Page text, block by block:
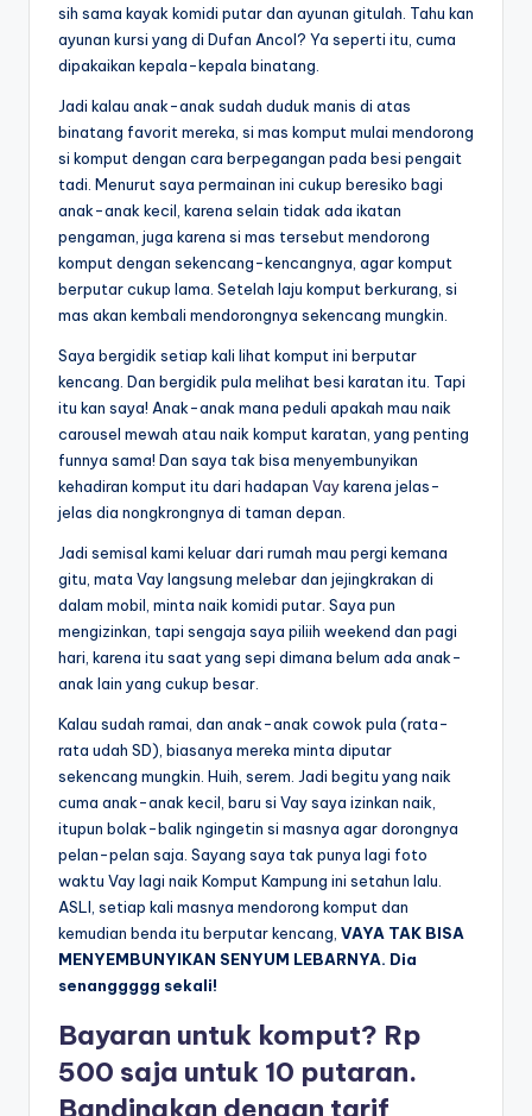
sih sama kayak komidi putar dan ayunan gitulah. Tahu kan
ayunan kursi yang di Dufan Ancol? Ya seperti itu, cuma
dipakaikan kepala-kepala binatang.
Jadi kalau anak-anak sudah duduk manis di atas
binatang favorit mereka, si mas komput mulai mendorong
si komput dengan cara berpegangan pada besi pengait
tadi. Menurut saya permainan ini cukup beresiko bagi
anak-anak kecil, karena selain tidak ada ikatan
pengaman, juga karena si mas tersebut mendorong
komput dengan sekencang-kencangnya, agar komput
berputar cukup lama. Setelah laju komput berkurang, si
mas akan kembali mendorongnya sekencang mungkin.
Saya bergidik setiap kali lihat komput ini berputar
kencang. Dan bergidik pula melihat besi karatan itu. Tapi
itu kan saya! Anak-anak mana peduli apakah mau naik
carousel mewah atau naik komput karatan, yang penting
funnya sama! Dan saya tak bisa menyembunyikan
kehadiran komput itu dari hadapan Vaykarena jelas-
jelas dia nongkrongnya di taman depan.
Jadi semisal kami keluar dari rumah mau pergi kemana
gitu, mata Vay langsung melebar dan jejingkrakan di
dalam mobil, minta naik komidi putar. Saya pun
mengizinkan, tapi sengaja saya piliih weekend dan pagi
hari, karena itu saat yang sepi dimana belum ada anak-
anak lain yang cukup besar.
Kalau sudah ramai, dan anak-anak cowok pula (rata-
rata udah SD), biasanya mereka minta diputar
sekencang mungkin. Huih, serem. Jadi begitu yang naik
cuma anak-anak kecil, baru si Vay saya izinkan naik,
itupun bolak-balik ngingetin si masnya agar dorongnya
pelan-pelan saja. Sayang saya tak punya lagi foto
waktu Vay lagi naik Komput Kampung ini setahun lalu.
ASLI, setiap kali masnya mendorong komput dan
kemudian benda itu berputar kencang, VAYA TAK BISA
MENYEMBUNYIKAN SENYUM LEBARNYA. Dia
senanggggg sekali!
Bayaran untuk komput? Rp
500 saja untuk 10 putaran.
Bandingkan dengan tarif